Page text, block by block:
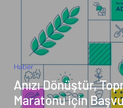
Anızı Dönüştür,
Maratonu için
Haber